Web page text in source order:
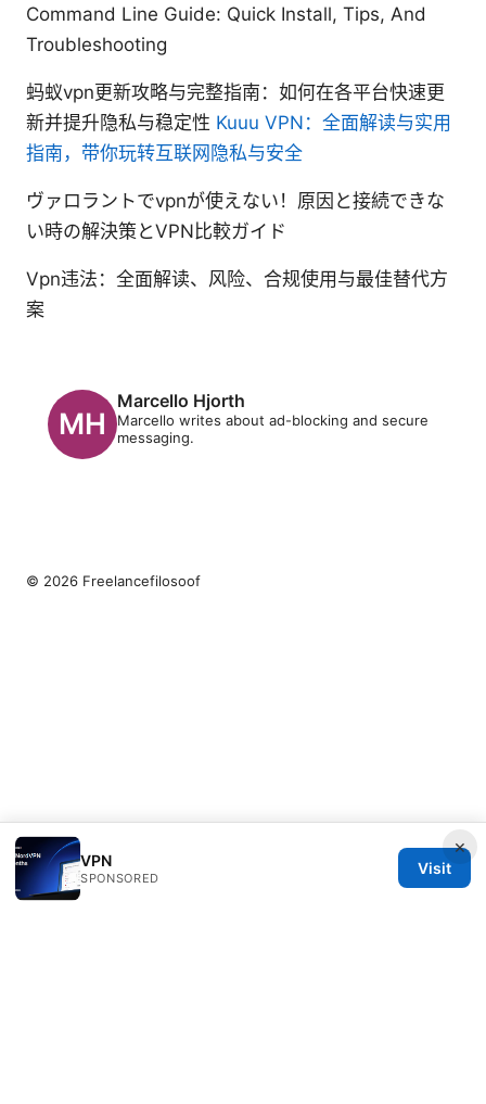
Command Line Guide: Quick Install, Tips, And
Troubleshooting
蚂蚁vpn更新攻略与完整指南：如何在各平台快速更
新并提升隐私与稳定性 Kuuu VPN：全面解读与实用
指南，带你玩转互联网隐私与安全
ヴァロラントでvpnが使えない！原因と接続できな
い時の解決策とVPN比較ガイド
Vpn违法：全面解读、风险、合规使用与最佳替代方
案
Marcello Hjorth
Marcello writes about ad-blocking and secure
messaging.
×
VPN
SPONSORED
Visit
© 2026 Freelancefilosoof